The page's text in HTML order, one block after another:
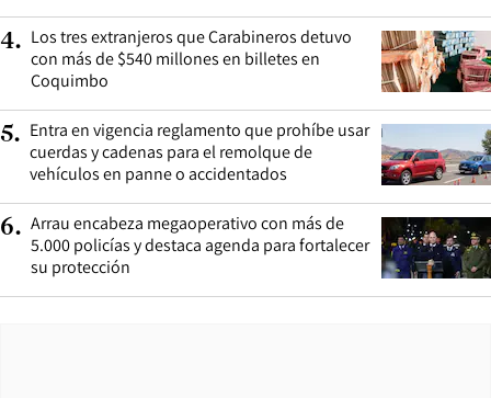
4. Los tres extranjeros que Carabineros detuvo
con más de $540 millones en billetes en
Coquimbo
5. Entra en vigencia reglamento que prohíbe usar
cuerdas y cadenas para el remolque de
vehículos en panne o accidentados
6. Arrau encabeza megaoperativo con más de
5.000 policías y destaca agenda para fortalecer
su protección